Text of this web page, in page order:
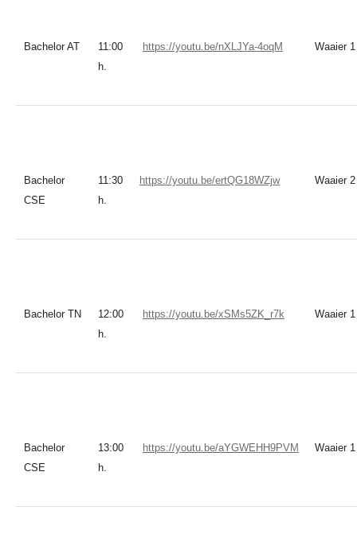
Bachelor AT
11:00
h.
https://youtu.be/nXLJYa-4oqM Waaier 1
Bachelor
CSE
11:30
h.
https://youtu.be/ertQG18WZjw Waaier 2
Bachelor TN
12:00
h.
https://youtu.be/xSMs5ZK_r7k Waaier 1
Bachelor
CSE
13:00
h.
https://youtu.be/aYGWEHH9PVM Waaier 1